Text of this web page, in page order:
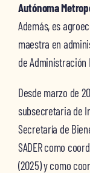
Autónoma
Además, es
maestra en
de Administración
Desde marzo de
subsecretaria de
Secretaría de
SADER como
(2025) y como